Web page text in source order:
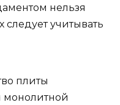
нельзя
следует учитывать
плиты
монолитной